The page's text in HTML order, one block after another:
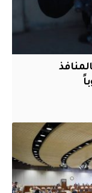
ضبط بالمنافذ